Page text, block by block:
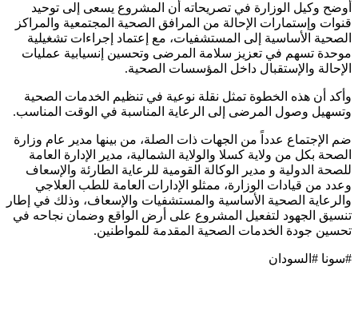
أوضح وكيل الوزارة في تصريحاته أن المشروع يسعى إلى توحيد
قنوات وإستمارات الإحالة من المرافق الصحية المجتمعية والمراكز
الصحية الأساسية إلى المستشفيات، مع إعتماد إجراءات تشغيلية
موحدة تسهم في تعزيز سلامة المرضى وتحسين إنسيابية عمليات
الإحالة والإستقبال داخل المؤسسات الصحية.
وأكد أن هذه الخطوة تمثل نقلة نوعية في تنظيم الخدمات الصحية
وتسهيل وصول المرضى إلى الرعاية المناسبة في الوقت المناسب.
ضم الإجتماع عدداً من الجهات ذات الصلة، من بينها مدير عام وزارة
الصحة بكل من ولاية كسلا والولاية الشمالية، مدير الإدارة العامة
للصحة الدولية و مدير الوكالة القومية للرعاية الطارئة والإسعاف
وعدد من قيادات الوزارة، ممثلو الإدارات العامة للطب العلاجي
والرعاية الصحية الأساسية والمستشفيات والإسعاف، وذلك في إطار
تنسيق الجهود لتفعيل المشروع على أرض الواقع وضمان نجاحه في
تحسين جودة الخدمات الصحية المقدمة للمواطنين.
#سونا #السودان